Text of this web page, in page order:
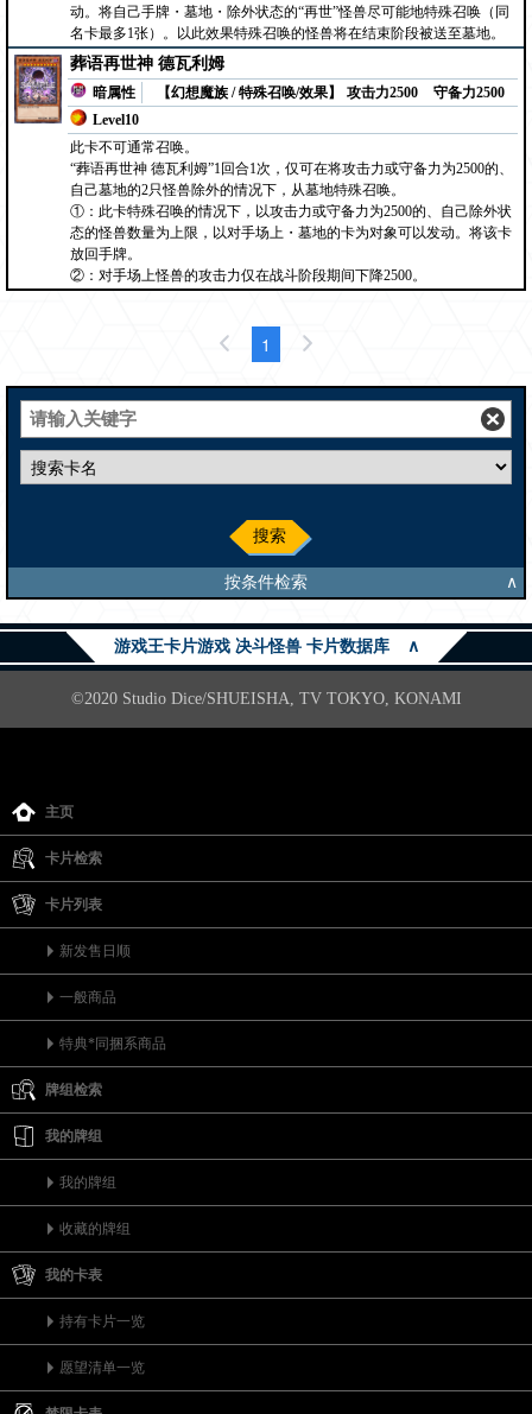
动。将自己手牌・墓地・除外状态的“再世”怪兽尽可能地特殊召唤（同
名卡最多1张）。以此效果特殊召唤的怪兽将在结束阶段被送至墓地。
葬语再世神 德瓦利姆
暗属性
【幻想魔族 / 特殊召唤/效果】
Level10
攻击力2500 守备力2500
此卡不可通常召唤。
“葬语再世神 德瓦利姆”1回合1次，仅可在将攻击力或守备力为2500的、
自己墓地的2只怪兽除外的情况下，从墓地特殊召唤。
①：此卡特殊召唤的情况下，以攻击力或守备力为2500的、自己除外状
态的怪兽数量为上限，以对手场上・墓地的卡为对象可以发动。将该卡
放回手牌。
②：对手场上怪兽的攻击力仅在战斗阶段期间下降2500。
1
搜索
按条件检索 ∧
游戏王卡片游戏 决斗怪兽 卡片数据库 ∧
©2020 Studio Dice/SHUEISHA, TV TOKYO, KONAMI
主页
卡片检索
卡片列表
新发售日顺
一般商品
特典*同捆系商品
牌组检索
我的牌组
我的牌组
收藏的牌组
我的卡表
持有卡片一览
愿望清单一览